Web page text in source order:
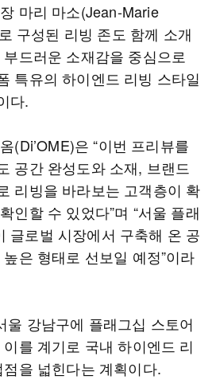
마리 마소(Jean-Marie
구성된 리빙 존도 함께 소개
드러운 소재감을 중심으로
특유의 하이엔드 리빙 스타일
다.
(Di’OME)은 “이번 프리뷰를
공간 완성도와 소재, 브랜드
리빙을 바라보는 고객층이 확
인할 수 있었다”며 “서울 플래
글로벌 시장에서 구축해 온 공
은 형태로 선보일 예정”이라
울 강남구에 플래그십 스토어
를 계기로 국내 하이엔드 리
을 넓힌다는 계획이다.